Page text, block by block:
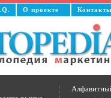
О проекте